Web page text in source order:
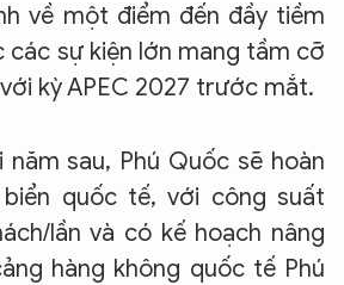
về một điểm đến đầy tiềm
các sự kiện lớn mang tầm cỡ
kỳ APEC 2027 trước mắt.
sau, Phú Quốc sẽ hoàn
quốc tế, với công suất
lần và có kế hoạch nâng
hàng không quốc tế Phú
CỦA